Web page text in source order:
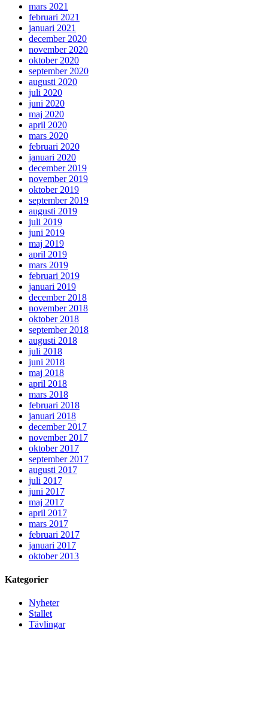
mars 2021
februari 2021
januari 2021
december 2020
november 2020
oktober 2020
september 2020
augusti 2020
juli 2020
juni 2020
maj 2020
april 2020
mars 2020
februari 2020
januari 2020
december 2019
november 2019
oktober 2019
september 2019
augusti 2019
juli 2019
juni 2019
maj 2019
april 2019
mars 2019
februari 2019
januari 2019
december 2018
november 2018
oktober 2018
september 2018
augusti 2018
juli 2018
juni 2018
maj 2018
april 2018
mars 2018
februari 2018
januari 2018
december 2017
november 2017
oktober 2017
september 2017
augusti 2017
juli 2017
juni 2017
maj 2017
april 2017
mars 2017
februari 2017
januari 2017
oktober 2013
Kategorier
Nyheter
Stallet
Tävlingar